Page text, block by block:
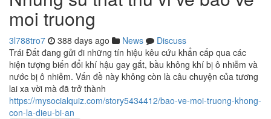
moi truong
3l788tro7 388 days ago News
Discuss
Trái Đất đang gửi đi những tín hiệu kêu cứu khẩn cấp qua các
hiện tượng biến đổi khí hậu gay gắt, bầu không khí bị ô nhiễm và
nước bị ô nhiễm. Vấn đề này không còn là câu chuyện của tương
lai xa vời mà đã trở thành
https://mysocialquiz.com/story5434412/bao-ve-moi-truong-khong-
con-la-dieu-bi-an